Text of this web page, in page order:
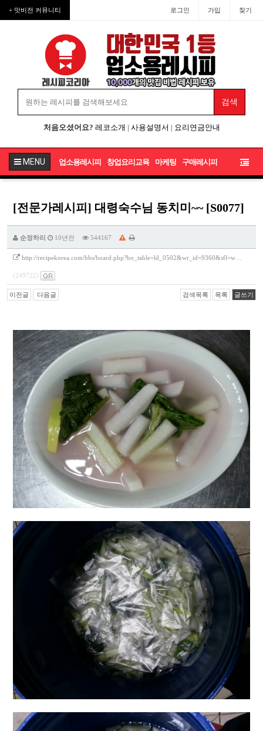
+ 맛비전 커뮤니티 로그인 가입 찾기
처음오셨어요? 레코소개 | 사용설명서 | 요리연금안내
MENU 업소용레시피 창업요리교육 마케팅 구매레시피
[전문가레시피] 대령숙수님 동치미~~ [S0077]
순정하리 10년전 544167
http://recipekorea.com/bbs/board.php?bo_table=ld_0502&wr_id=9360&sfl=w…
(249722)
이전글 다음글 검색목록 목록 글쓰기